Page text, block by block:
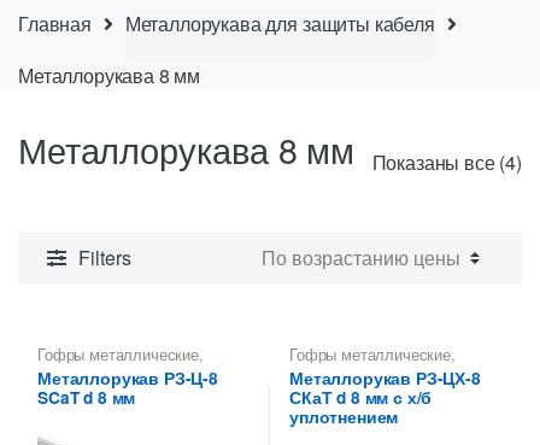
Главная
Металлорукава для защиты кабеля
Металлорукава 8 мм
Металлорукава 8 мм Показаны все (4)
Filters
Гофры металлические,
Металлорукава 8 мм ,
Металлорукава
оцинкованные
Металлорукава СКаТ
Металлорукав РЗ-Ц-8
SCaT d 8 мм
Гофры металлические,
Металлорукава 8 мм ,
Металлорукава
оцинкованные ,
Металлорукава РЗ
Металлорукава СКаТ
Металлорукав РЗ-ЦХ-8
СКаТ d 8 мм с х/б
уплотнением